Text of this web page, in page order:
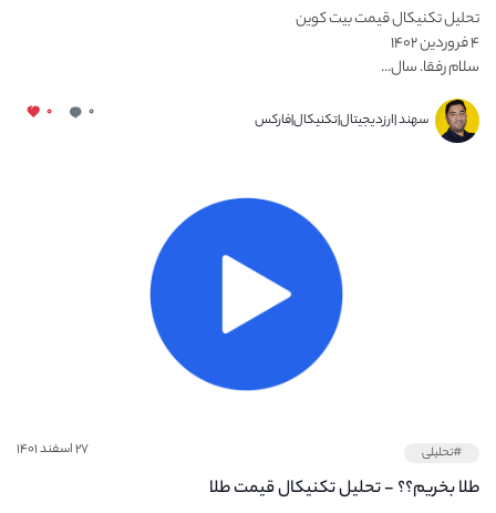
تحلیل تکنیکال قیمت بیت کوین
۴ فروردین ۱۴۰۲
سلام رفقا. سال...
سهند |ارزدیجیتال|تکنیکال|فارکس ۰ ۰
#تحلیلی ۲۷ اسفند ۱۴۰۱
طلا بخریم؟؟ - تحلیل تکنیکال قیمت طلا